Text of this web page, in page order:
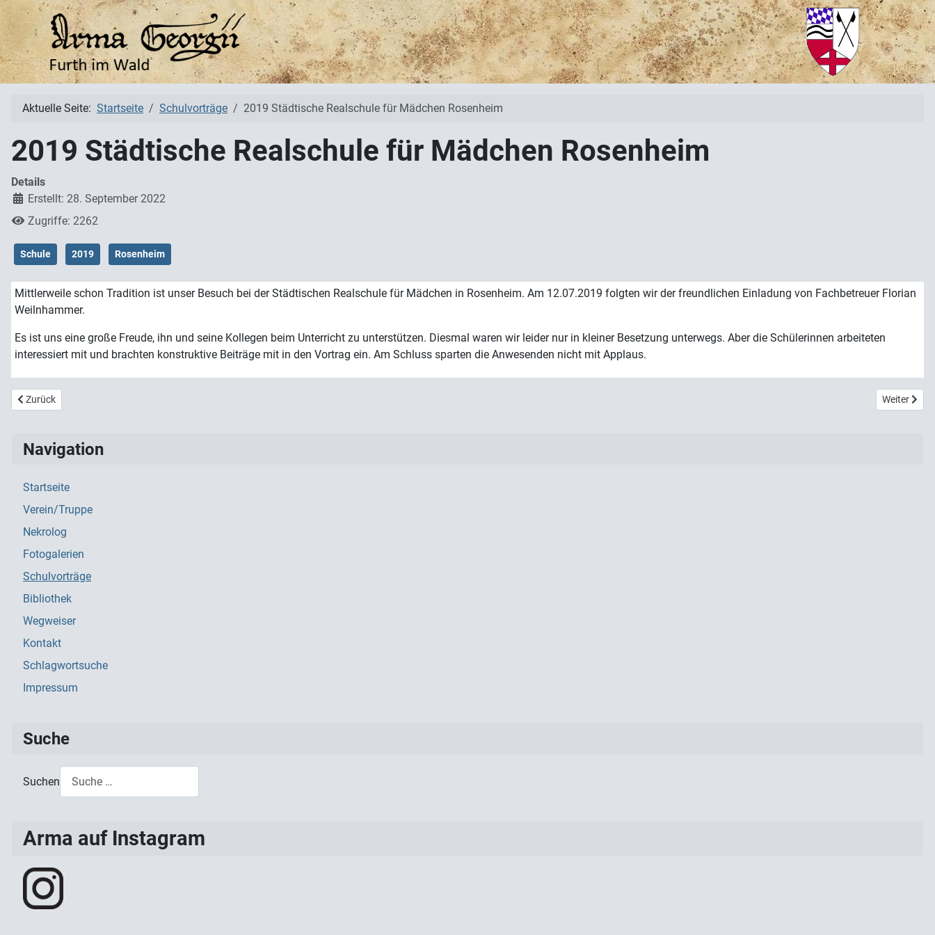
Aktuelle Seite: Startseite Schulvorträge 2019 Städtische Realschule für Mädchen Rosenheim
2019 Städtische Realschule für Mädchen Rosenheim
Details
Erstellt: 28. September 2022
Zugriffe: 2262
Schule 2019 Rosenheim
Mittlerweile schon Tradition ist unser Besuch bei der Städtischen Realschule für Mädchen in Rosenheim. Am 12.07.2019 folgten wir der freundlichen Einladung von Fachbetreuer Florian
Weilnhammer.
Es ist uns eine große Freude, ihn und seine Kollegen beim Unterricht zu unterstützen. Diesmal waren wir leider nur in kleiner Besetzung unterwegs. Aber die Schülerinnen arbeiteten
interessiert mit und brachten konstruktive Beiträge mit in den Vortrag ein. Am Schluss sparten die Anwesenden nicht mit Applaus.
Vorheriger Beitrag: 2020 Johann-Brunner-Mittelschule Cham
Zurück Nächster
Weiter
Navigation
Startseite
Verein/Truppe
Nekrolog
Fotogalerien
Schulvorträge
Bibliothek
Wegweiser
Kontakt
Schlagwortsuche
Impressum
Suche
Suchen
Arma auf Instagram